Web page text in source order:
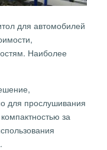
для автомобилей
Наиболее
для прослушивания
за